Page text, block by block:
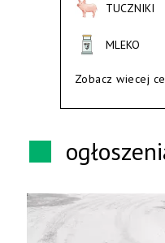
TUCZNIKI
MLEKO
Zobacz wiecej